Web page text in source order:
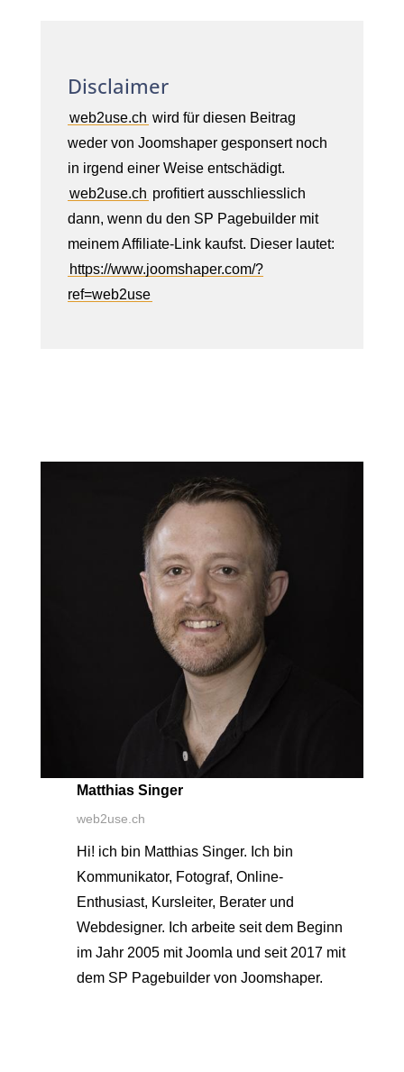
Disclaimer
web2use.ch wird für diesen Beitrag
weder von Joomshaper gesponsert noch
in irgend einer Weise entschädigt.
web2use.ch profitiert ausschliesslich
dann, wenn du den SP Pagebuilder mit
meinem Affiliate-Link kaufst. Dieser lautet:
https://www.joomshaper.com/?
ref=web2use
Matthias Singer
web2use.ch
Hi! ich bin Matthias Singer. Ich bin
Kommunikator, Fotograf, Online-
Enthusiast, Kursleiter, Berater und
Webdesigner. Ich arbeite seit dem Beginn
im Jahr 2005 mit Joomla und seit 2017 mit
dem SP Pagebuilder von Joomshaper.